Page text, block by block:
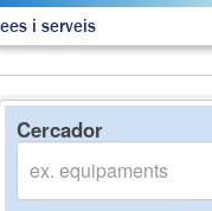
i serveis
Cercador